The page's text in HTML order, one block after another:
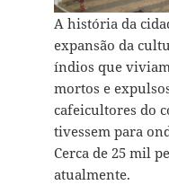
A história da
expansão da
índios que
mortos e
cafeicultores do
tivessem para
Cerca de 25 mil
atualmente.